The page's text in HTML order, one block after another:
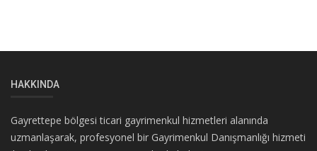
HAKKINDA
Gayrettepe bölgesi ticari gayrimenkul hizmetleri alanında
uzmanlaşarak, profesyonel bir Gayrimenkul Danışmanlığı hizmeti